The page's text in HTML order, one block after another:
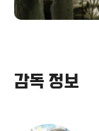
감독 정보